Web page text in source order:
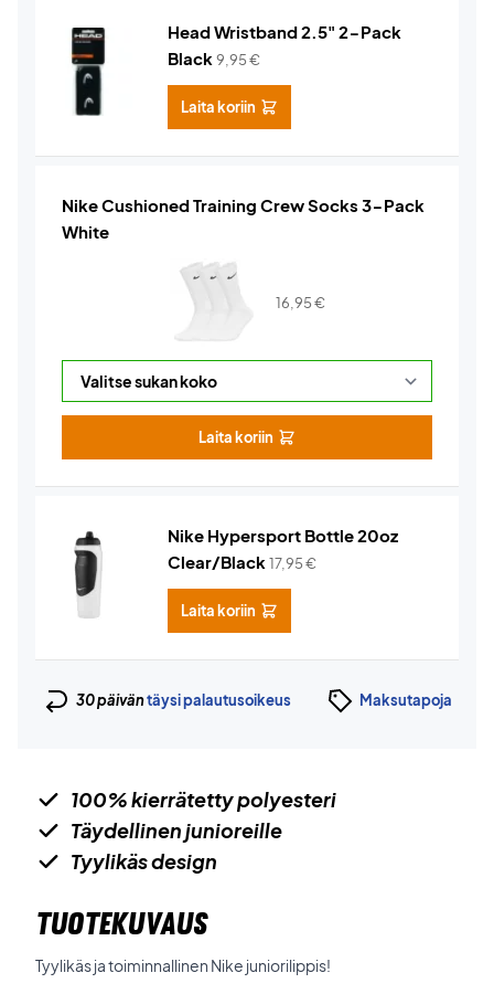
Head Wristband 2.5" 2-Pack
Black9,95€
Laita koriin
Nike Cushioned Training Crew Socks 3-Pack
White
16,95€
Laita koriin
Nike Hypersport Bottle 20oz
Clear/Black17,95€
Laita koriin
30 päiväntäysi palautusoikeus Maksutapoja
100% kierrätetty polyesteri
Täydellinen junioreille
Tyylikäs design
TUOTEKUVAUS
Tyylikäs ja toiminnallinen Nike juniorilippis!